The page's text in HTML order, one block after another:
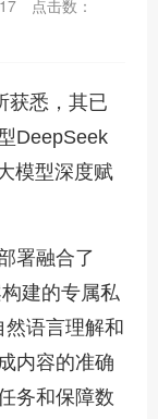
点击数：
获悉，其已
DeepSeek
模型深度赋
署融合了
建的专属私
语言理解和
内容的准确
务和保障数